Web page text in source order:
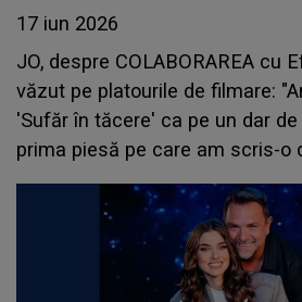
17 iun 2026
JO, despre COLABORAREA cu
văzut pe platourile de filmare:
'Sufăr în tăcere' ca pe un dar
prima piesă pe care am scris-o
coadă, fără să..."